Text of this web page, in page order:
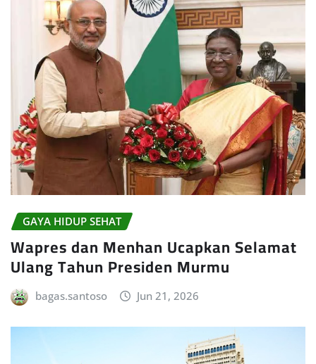
GAYA HIDUP SEHAT
Wapres dan Menhan Ucapkan Selamat
Ulang Tahun Presiden Murmu
bagas.santoso Jun 21, 2026